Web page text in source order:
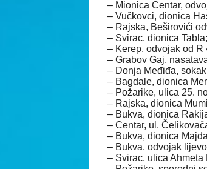
– Mionica Centar,
– Vučkovci, dionica
– Rajska, Beširovići
– Svirac, dionica Tabla;
– Kerep, odvojak od
– Grabov Gaj,
– Donja Međiđa,
– Bagdale, dionica
– Požarike, ulica 25.
– Rajska, dionica
– Bukva, dionica
– Centar, ul.
– Bukva, dionica
– Bukva, odvojak
– Svirac, ulica